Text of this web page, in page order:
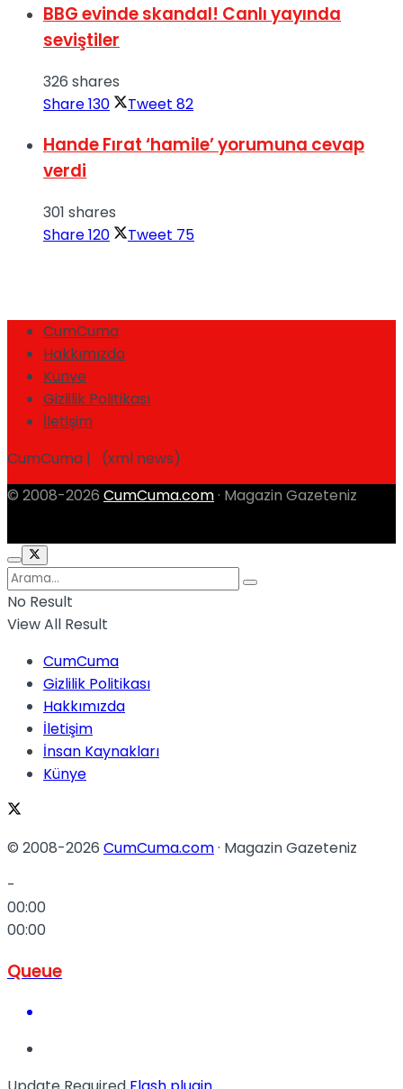
BBG evinde skandal! Canlı yayında
seviştiler
326 shares
Share130 Tweet 82
Hande Fırat ‘hamile’ yorumuna cevap
verdi
301 shares
Share120 Tweet 75
CumCuma
Hakkımızda
Künye
Gizlilik Politikası
İletişim
CumCuma | (xml news)
© 2008-2026 CumCuma.com · Magazin Gazeteniz
No Result
View All Result
CumCuma
Gizlilik Politikası
Hakkımızda
İletişim
İnsan Kaynakları
Künye
© 2008-2026 CumCuma.com· Magazin Gazeteniz
-
00:00
00:00
Queue